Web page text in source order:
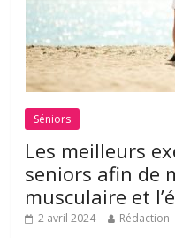
Séniors
Les meilleurs
seniors afin de
musculaire et
2 avril 2024 Rédaction